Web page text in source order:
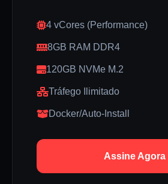
4 vCores (Performance)
8GB RAM DDR4
120GB NVMe M.2
Tráfego Ilimitado
Docker/Auto-Install
Assine Agora